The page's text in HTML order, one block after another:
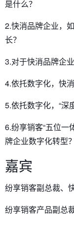
是什么？
2.快消品牌企业，
长？
3.对于快消品牌企
4.依托数字化，快
5.依托数字化，“深
6.纷享销客“五位一
牌企业数字化转型？
嘉宾
纷享销客副总裁、
纷享销客产品副总